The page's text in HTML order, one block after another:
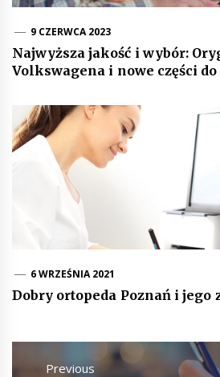
9 CZERWCA 2023
Najwyższa jakość i wybór:
Volkswagena i nowe części
6 WRZEŚNIA 2021
Dobry ortopeda Poznań i jego
Nawigacja
wpisuPrevious